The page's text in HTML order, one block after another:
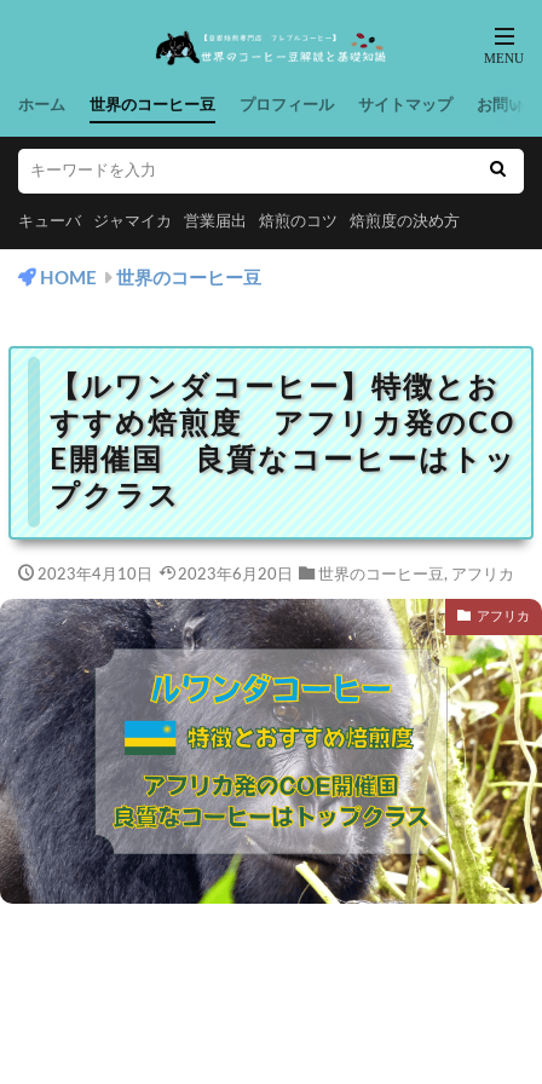
ホーム 世界のコーヒー豆 プロフィール サイトマップ お問い
キューバ ジャマイカ 営業届出 焙煎のコツ 焙煎度の決め方
HOME 世界のコーヒー豆
【ルワンダコーヒー】特徴とお
すすめ焙煎度 アフリカ発のCO
E開催国 良質なコーヒーはトッ
プクラス
2023年4月10日 2023年6月20日 世界のコーヒー豆, アフリカ
アフリカ